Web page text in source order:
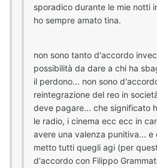
sporadico durante le mie notti
ho sempre amato tina.
non sono tanto d'accordo
possibilità da dare a chi ha
il perdono... non sono
reintegrazione del reo in
deve pagare... che significato
le radio, i cinema ecc ecc in
avere una valenza punitiva... e
metto tutti quegli agi (per
d'accordo con Filippo